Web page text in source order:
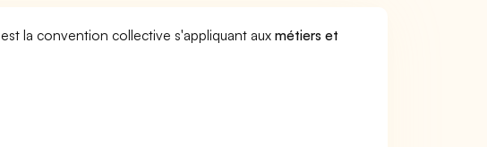
est la convention collective s'appliquant auxmétiers et